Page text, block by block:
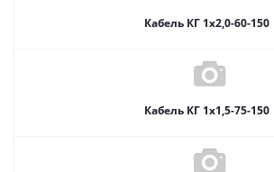
Кабель КГ 1х2,0-60-150
Кабель КГ 1х1,5-75-150